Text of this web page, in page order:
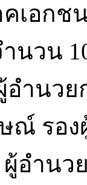
เอกช
นวน
ำนวย
รอง
ำนว